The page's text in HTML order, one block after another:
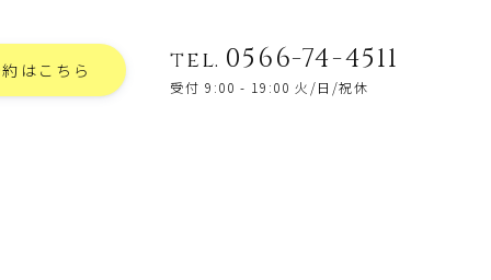
はこちら tel. 0566-74-4511
受付 9:00 - 19:00 火/日/祝休